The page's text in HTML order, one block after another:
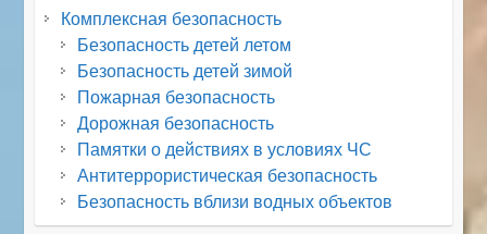
Комплексная безопасность
Безопасность детей летом
Безопасность детей зимой
Пожарная безопасность
Дорожная безопасность
Памятки о действиях в условиях ЧС
Антитеррористическая безопасность
Безопасность вблизи водных объектов